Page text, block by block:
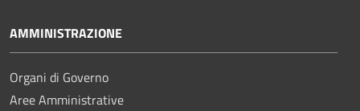
AMMINISTRAZIONE
Organi di Governo
Aree Amministrative